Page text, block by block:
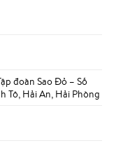
đoàn Sao Đỏ – Số
Tô, Hải An, Hải Phòng